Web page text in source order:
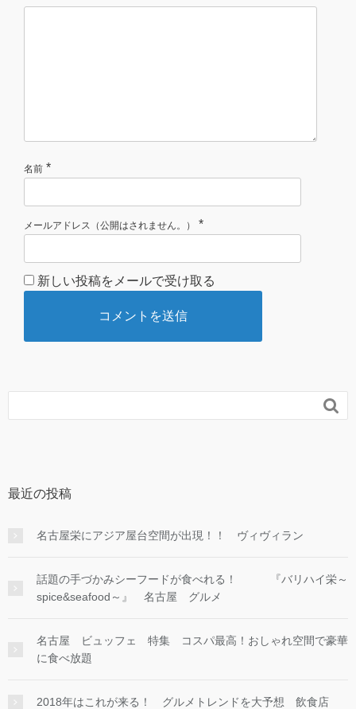
名前 *
メールアドレス（公開はされません。） *
新しい投稿をメールで受け取る

最近の投稿
名古屋栄にアジア屋台空間が出現！！ ヴィヴィラン
話題の手づかみシーフードが食べれる！ 『バリハイ栄～
spice&seafood～』 名古屋 グルメ
名古屋 ビュッフェ 特集 コスパ最高！おしゃれ空間で豪華
に食べ放題
2018年はこれが来る！ グルメトレンドを大予想 飲食店